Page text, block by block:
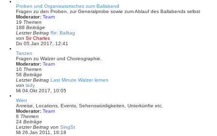
r
a
g
e
s
t
B
i
a
g
Proben und Organisatorisches zum Ballabend
Fragen zu den Proben, zur Generalprobe sowie zum Ablauf des Ballabends selbst
Moderator: Team
19 Themen
188 Beiträge
Letzter Beitrag Re: Balltag
von Sir CharlesN
e
s
t
B
i
a
g
Do 05.Jan 2017, 12:41
Tanzen
Fragen zu Walzer und Choreographie.
Moderator: Team
10 Themen
58 Beiträge
Letzter Beitrag Last Minute Walzer lernen
von ladyN
e
s
t
e
r
B
e
Mi 04.Okt 2017, 10:05
Wien
Anreise, Locations, Events, Sehenswürdigkeiten, Unterkünfte etc.
Moderator: Team
6 Themen
24 Beiträge
Letzter Beitrag von SingStN
Mi 26.Jan 2011, 16:18